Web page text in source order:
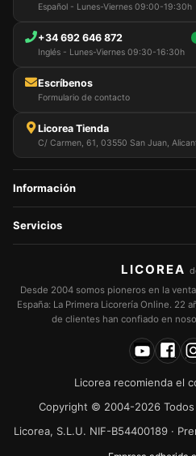
Español - Lunes-Viernes 09:00-19:30h
+34 692 646 872
Inglés - Lunes-Viernes 09:30-16:30h
Escríbenos
Formulario de contacto
Licorea Tienda
C/ Carmen, 61, 03550 San Juan,
Información
Servicios
LICOREA
Desde 2004 somos pioneros en la
España: La Primera Licorería Online. 22
de clientes han confiado en
Licorea recomienda el
Copyright © 2004-2026
Licorea, S.L.U. NIF-B54400189 ·